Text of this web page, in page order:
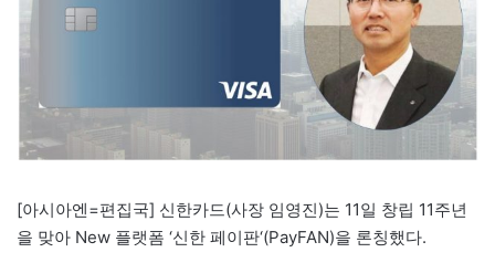
[아시아엔=편집국] 신한카드(사장 임영진)는 11일 창립 11주년
을 맞아 New 플랫폼 ‘신한 페이판‘(PayFAN)을 론칭했다.